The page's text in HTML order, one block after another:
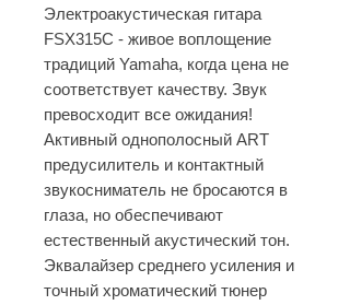
Электроакустическая гитара
FSX315C - живое воплощение
традиций Yamaha, когда цена не
соответствует качеству. Звук
превосходит все ожидания!
Активный однополосный ART
предусилитель и контактный
звукосниматель не бросаются в
глаза, но обеспечивают
естественный акустический тон.
Эквалайзер среднего усиления и
точный хроматический тюнер